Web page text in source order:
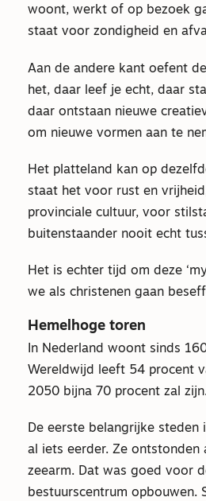
woont, werkt of op bezoek
staat voor zondigheid en
Aan de andere kant oefent
het, daar leef je echt, daar
daar ontstaan nieuwe
om nieuwe vormen aan te
Het platteland kan op
staat het voor rust en
provinciale cultuur, voor
buitenstaander nooit echt
Het is echter tijd om deze
we als christenen gaan
Hemelhoge toren
In Nederland woont sinds
Wereldwijd leeft 54 procent
2050 bijna 70 procent zal
De eerste belangrijke
al iets eerder. Ze
zeearm. Dat was goed voor
bestuurscentrum opbouwen.